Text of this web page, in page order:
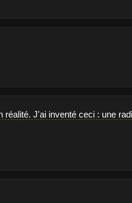
J'ai inventé ceci : une